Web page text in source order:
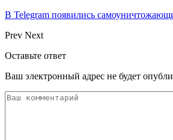
В Telegram появились
Prev Next
Оставьте ответ
Ваш электронный адрес не будет